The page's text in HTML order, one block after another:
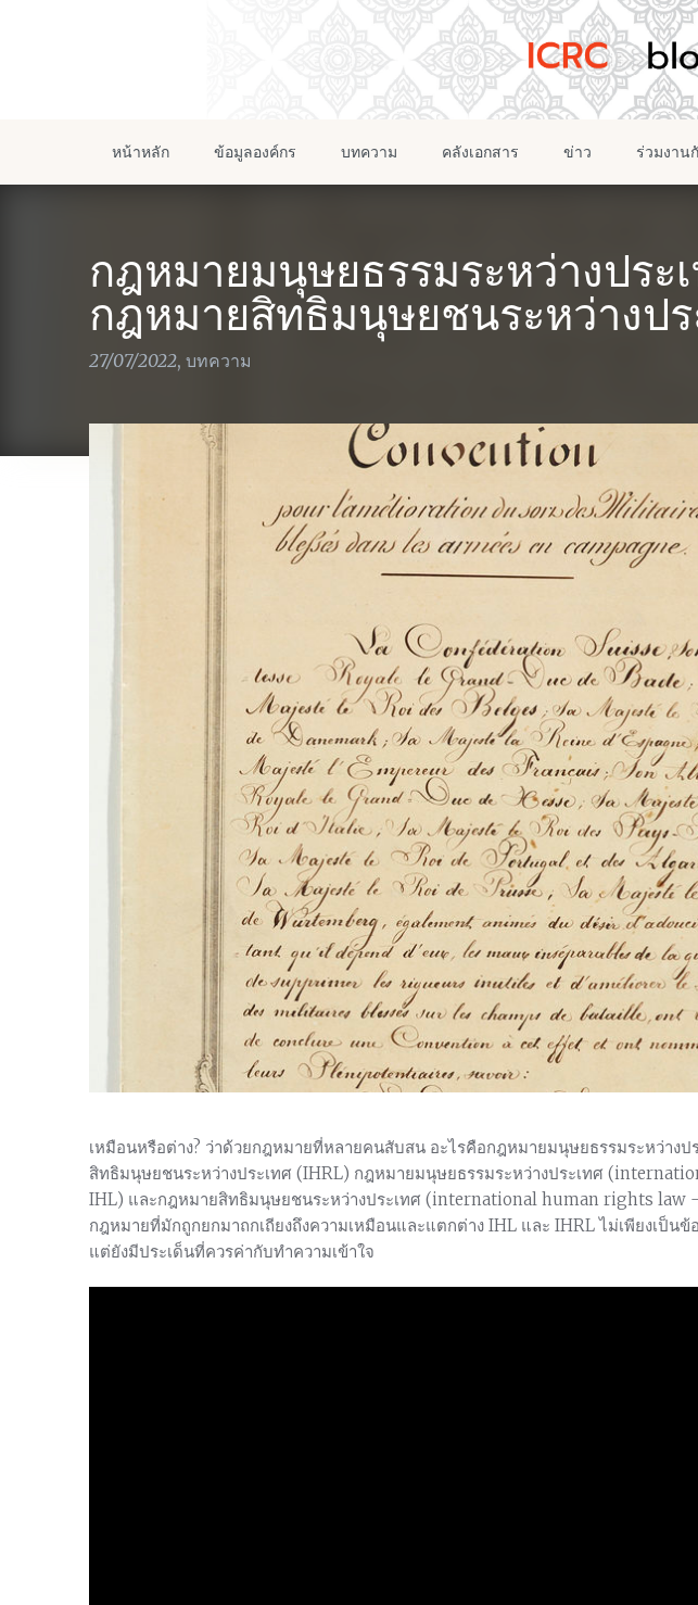
หน้าหลัก ข้อมูลองค์กร บทความ คลังเอกสาร ข่าว ร่วมงาน
กฎหมายมนุษยธรรมระหว่างประ
กฎหมายสิทธิมนุษยชนระหว่างปร
27/07/2022, บทความ
เหมือนหรือต่าง? ว่าด้วยกฎหมายที่หลายคนสับสน อะไรคือกฎหมายมนุษยธรรมระหว่าง
สิทธิมนุษยชนระหว่างประเทศ (IHRL) กฎหมายมนุษยธรรมระหว่างประเทศ
IHL) และกฎหมายสิทธิมนุษยชนระหว่างประเทศ (international human rights law
กฎหมายที่มักถูกยกมาถกเถียงถึงความเหมือนและแตกต่าง IHL และ IHRL ไม่เพียงเป็น
แต่ยังมีประเด็นที่ควรค่ากับทำความเข้าใจ